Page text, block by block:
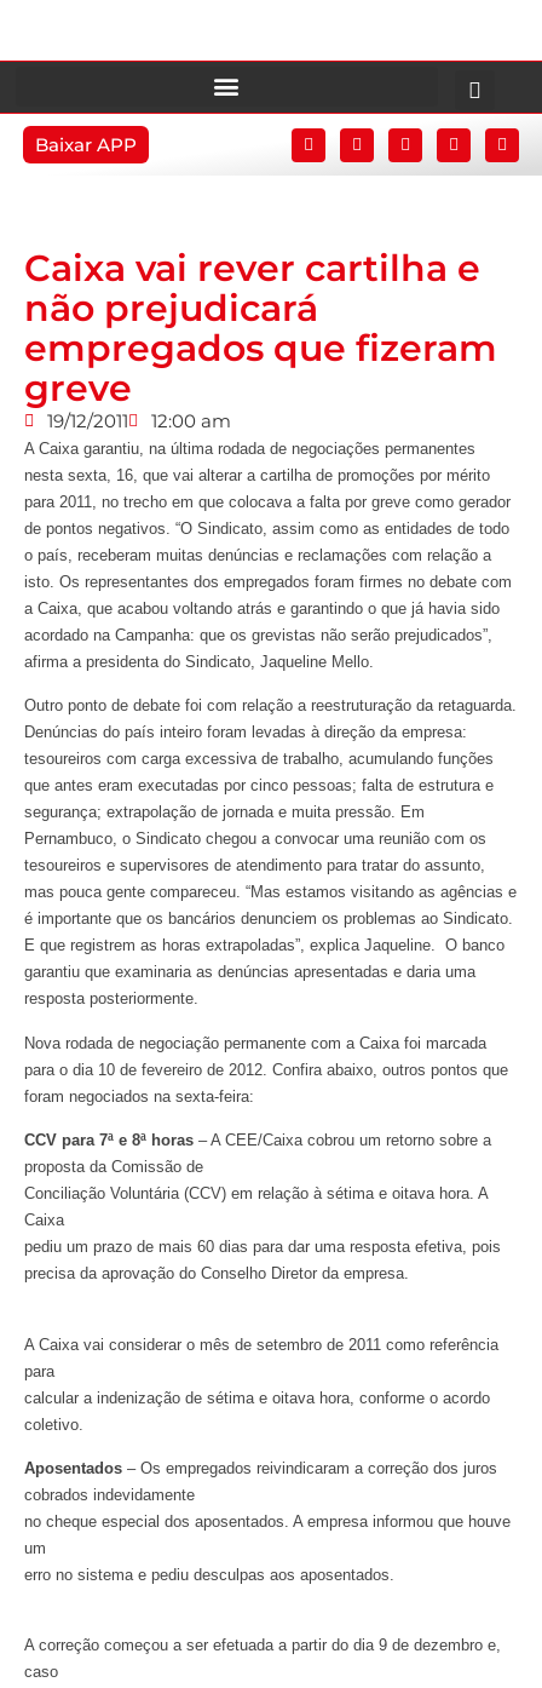
Baixar APP
Caixa vai rever cartilha e
não prejudicará
empregados que fizeram
greve
19/12/2011 12:00 am
A Caixa garantiu, na última rodada de negociações permanentes
nesta sexta, 16, que vai alterar a cartilha de promoções por mérito
para 2011, no trecho em que colocava a falta por greve como gerador
de pontos negativos. “O Sindicato, assim como as entidades de todo
o país, receberam muitas denúncias e reclamações com relação a
isto. Os representantes dos empregados foram firmes no debate com
a Caixa, que acabou voltando atrás e garantindo o que já havia sido
acordado na Campanha: que os grevistas não serão prejudicados”,
afirma a presidenta do Sindicato, Jaqueline Mello.
Outro ponto de debate foi com relação a reestruturação da retaguarda.
Denúncias do país inteiro foram levadas à direção da empresa:
tesoureiros com carga excessiva de trabalho, acumulando funções
que antes eram executadas por cinco pessoas; falta de estrutura e
segurança; extrapolação de jornada e muita pressão. Em
Pernambuco, o Sindicato chegou a convocar uma reunião com os
tesoureiros e supervisores de atendimento para tratar do assunto,
mas pouca gente compareceu. “Mas estamos visitando as agências e
é importante que os bancários denunciem os problemas ao Sindicato.
E que registrem as horas extrapoladas”, explica Jaqueline. O banco
garantiu que examinaria as denúncias apresentadas e daria uma
resposta posteriormente.
Nova rodada de negociação permanente com a Caixa foi marcada
para o dia 10 de fevereiro de 2012. Confira abaixo, outros pontos que
foram negociados na sexta-feira:
CCV para 7ª e 8ª horas – A CEE/Caixa cobrou um retorno sobre a
proposta da Comissão de
Conciliação Voluntária (CCV) em relação à sétima e oitava hora. A
Caixa
pediu um prazo de mais 60 dias para dar uma resposta efetiva, pois
precisa da aprovação do Conselho Diretor da empresa.
A Caixa vai considerar o mês de setembro de 2011 como referência
para
calcular a indenização de sétima e oitava hora, conforme o acordo
coletivo.
Aposentados – Os empregados reivindicaram a correção dos juros
cobrados indevidamente
no cheque especial dos aposentados. A empresa informou que houve
um
erro no sistema e pediu desculpas aos aposentados.
A correção começou a ser efetuada a partir do dia 9 de dezembro e,
caso